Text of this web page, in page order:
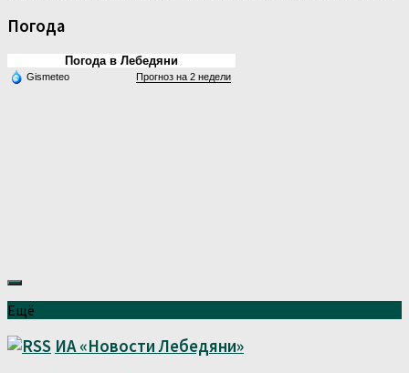
Погода
Погода в Лебедяни
Gismeteo Прогноз на 2 недели
Ещё
ИА «Новости Лебедяни»